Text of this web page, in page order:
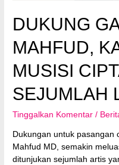
DUKUNG
MAHFUD,
MUSISI
SEJUMLAH
Tinggalkan Komentar /
Dukungan untuk pasangan
Mahfud MD, semakin
ditunjukan sejumlah artis